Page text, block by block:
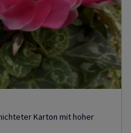
Karton mit hoher